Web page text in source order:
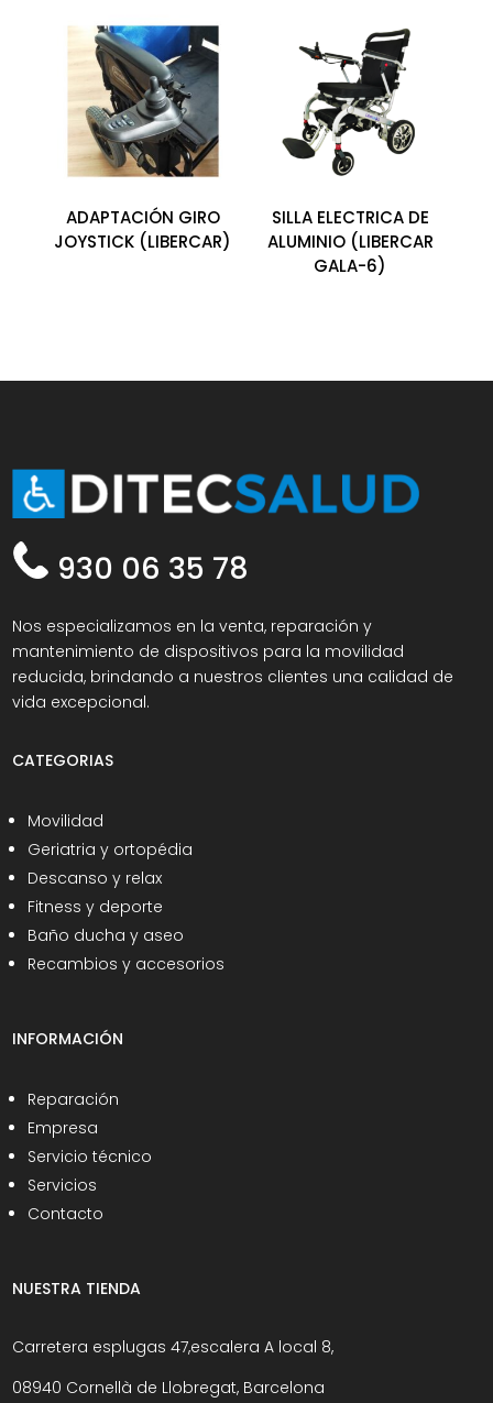
ADAPTACIÓN GIRO
JOYSTICK (LIBERCAR)
SILLA ELECTRICA DE
ALUMINIO (LIBERCAR
GALA-6)
930 06 35 78
Nos especializamos en la venta, reparación y
mantenimiento de dispositivos para la movilidad
reducida, brindando a nuestros clientes una calidad de
vida excepcional.
CATEGORIAS
Movilidad
Geriatria y ortopédia
Descanso y relax
Fitness y deporte
Baño ducha y aseo
Recambios y accesorios
INFORMACIÓN
Reparación
Empresa
Servicio técnico
Servicios
Contacto
NUESTRA TIENDA
Carretera esplugas 47,escalera A local 8,
08940 Cornellà de Llobregat, Barcelona